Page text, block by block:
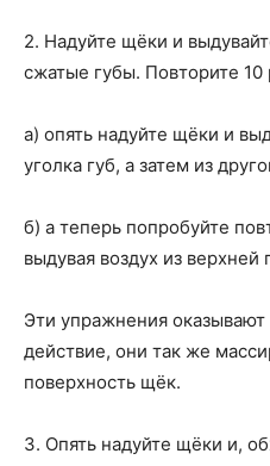
2. Надуйте щёки и
сжатые губы. Повторите 10
а) опять надуйте щёки и
уголка губ, а затем из
б) а теперь попробуйте
выдувая воздух из верхней
Эти упражнения
действие, они так же
поверхность щёк.
3. Опять надуйте щёки и,